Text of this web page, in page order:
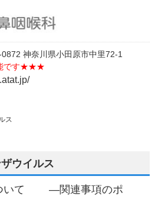
神奈川県小田原市中里72-1
です★★★
ス
ウイルス
ついて —関連事項のポ